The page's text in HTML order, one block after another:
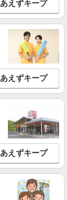
えずキープ
えずキープ
太田市・館林市
えずキープ